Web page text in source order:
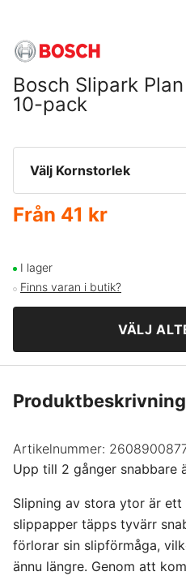
Bosch Slipark
10-pack
Välj Kornstorlek
40
60
80
100
120
180
240
320
Från 41 kr
I lager
Finns varan i butik?
VÄLJ
Produktbeskrivning
Artikelnummer:
Upp till 2 gånger snabbare
Slipning av stora ytor är
slippapper täpps tyvärr
förlorar sin slipförmåga,
ännu längre. Genom att